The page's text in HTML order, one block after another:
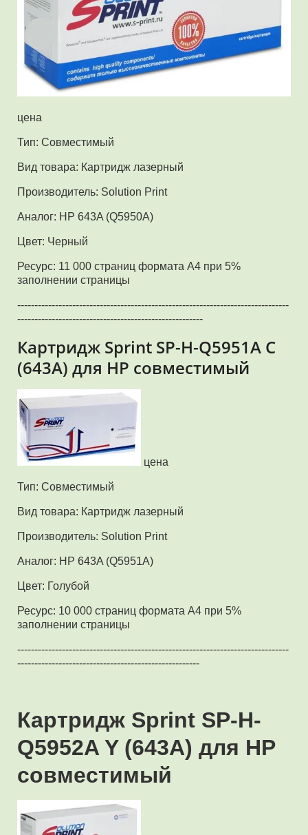
цена
Тип: Совместимый
Вид товара: Картридж лазерный
Производитель: Solution Print
Аналог: HP 643A (Q5950A)
Цвет: Черный
Ресурс: 11 000 страниц формата А4 при 5%
заполнении страницы
-------------------------------------------------------------------------------
------------------------------------------------------
Картридж Sprint SP-H-Q5951A С
(643A) для HP совместимый
цена
Тип: Совместимый
Вид товара: Картридж лазерный
Производитель: Solution Print
Аналог: HP 643A (Q5951A)
Цвет: Голубой
Ресурс: 10 000 страниц формата А4 при 5%
заполнении страницы
-------------------------------------------------------------------------------
-----------------------------------------------------
Картридж Sprint SP-H-
Q5952A Y (643A) для HP
совместимый